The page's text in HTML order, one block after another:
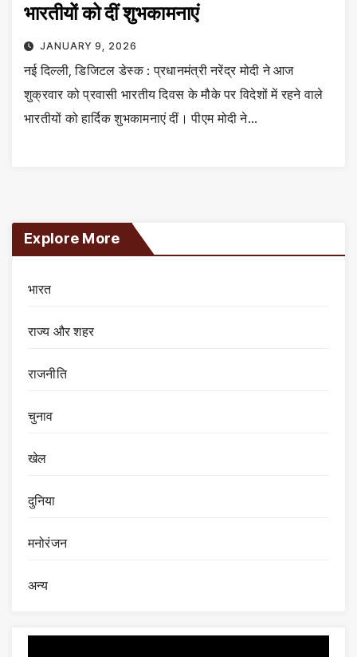
भारतीयों को दीं शुभकामनाएं
JANUARY 9, 2026
नई दिल्ली, डिजिटल डेस्क : प्रधानमंत्री नरेंद्र मोदी ने आज
शुक्रवार को प्रवासी भारतीय दिवस के मौके पर विदेशों में रहने वाले
भारतीयों को हार्दिक शुभकामनाएं दीं। पीएम मोदी ने…
Explore More
भारत
राज्य और शहर
राजनीति
चुनाव
खेल
दुनिया
मनोरंजन
अन्य